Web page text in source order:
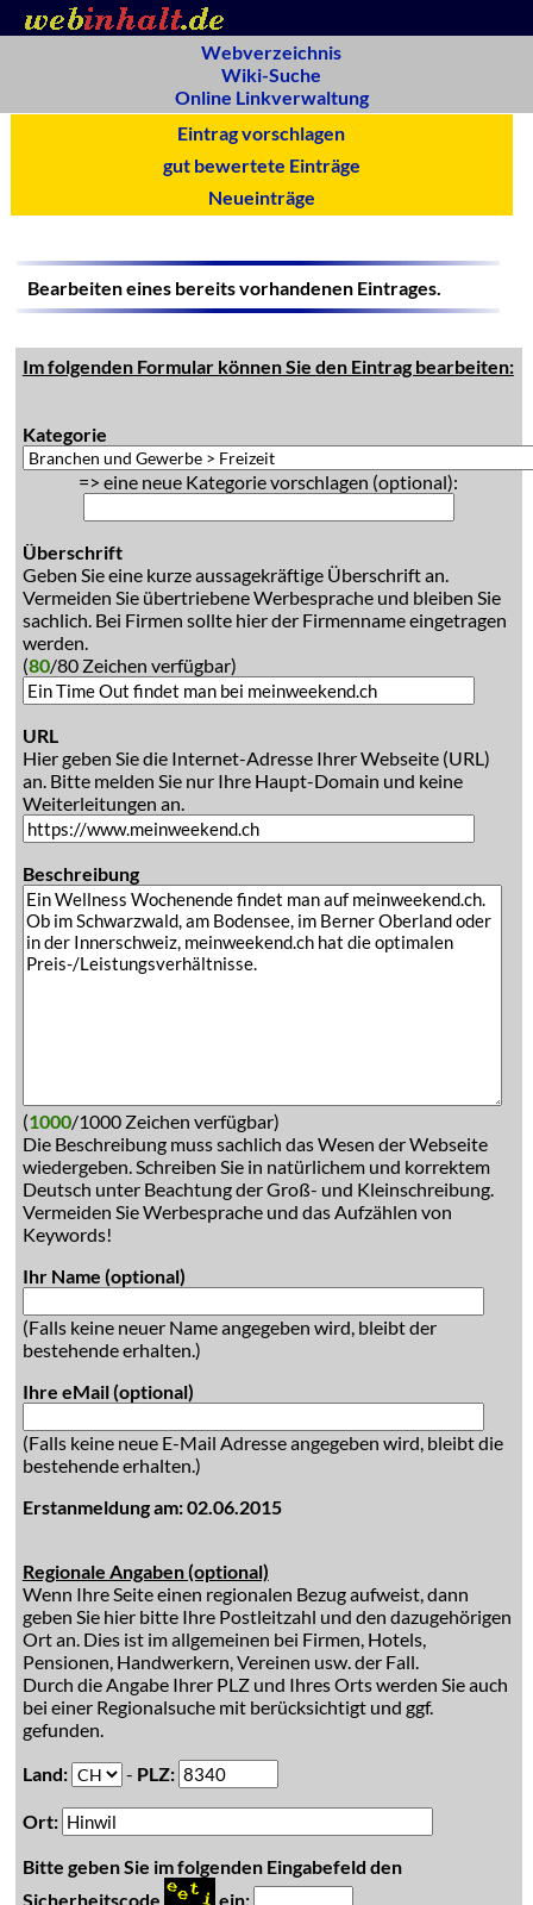
Webverzeichnis
Wiki-Suche
Online Linkverwaltung
Eintrag vorschlagen
gut bewertete Einträge
Neueinträge
Bearbeiten eines bereits vorhandenen Eintrages.
Im folgenden Formular können Sie den Eintrag bearbeiten:
Kategorie
=> eine neue Kategorie vorschlagen (optional):
Überschrift
Geben Sie eine kurze aussagekräftige Überschrift an.
Vermeiden Sie übertriebene Werbesprache und bleiben Sie
sachlich. Bei Firmen sollte hier der Firmenname eingetragen
werden.
(80/80 Zeichen verfügbar)
URL
Hier geben Sie die Internet-Adresse Ihrer Webseite (URL)
an. Bitte melden Sie nur Ihre Haupt-Domain und keine
Weiterleitungen an.
Beschreibung
(1000/1000 Zeichen verfügbar)
Die Beschreibung muss sachlich das Wesen der Webseite
wiedergeben. Schreiben Sie in natürlichem und korrektem
Deutsch unter Beachtung der Groß- und Kleinschreibung.
Vermeiden Sie Werbesprache und das Aufzählen von
Keywords!
Ihr Name (optional)
(Falls keine neuer Name angegeben wird, bleibt der
bestehende erhalten.)
Ihre eMail (optional)
(Falls keine neue E-Mail Adresse angegeben wird, bleibt die
bestehende erhalten.)
Erstanmeldung am: 02.06.2015
Regionale Angaben (optional)
Wenn Ihre Seite einen regionalen Bezug aufweist, dann
geben Sie hier bitte Ihre Postleitzahl und den dazugehörigen
Ort an. Dies ist im allgemeinen bei Firmen, Hotels,
Pensionen, Handwerkern, Vereinen usw. der Fall.
Durch die Angabe Ihrer PLZ und Ihres Orts werden Sie auch
bei einer Regionalsuche mit berücksichtigt und ggf.
gefunden.
Land:
- PLZ:
Ort:
Bitte geben Sie im folgenden Eingabefeld den
Sicherheitscode
ein: